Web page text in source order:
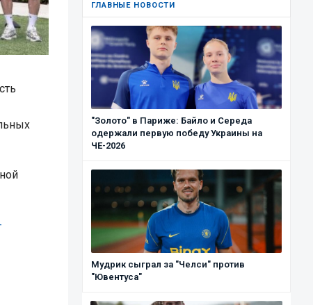
ГЛАВНЫЕ НОВОСТИ
"Золото" в Париже: Байло и Середа
одержали первую победу Украины на
ЧЕ-2026
Мудрик сыграл за "Челси" против
"Ювентуса"